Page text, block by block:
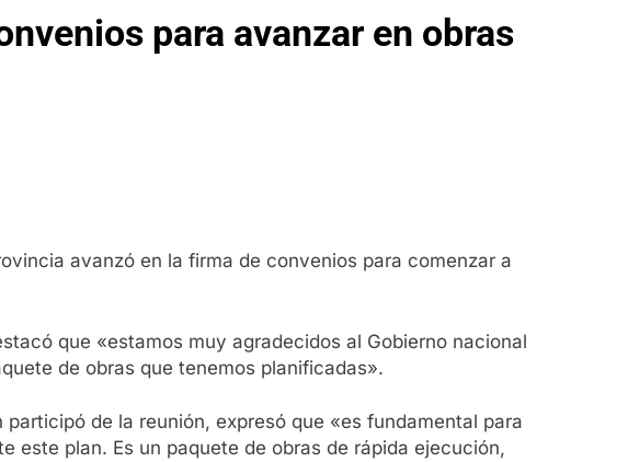
para avanzar en obras
avanzó en la firma de convenios para comenzar a
que «estamos muy agradecidos al Gobierno nacional
de obras que tenemos planificadas».
de la reunión, expresó que «es fundamental para
este plan. Es un paquete de obras de rápida ejecución,